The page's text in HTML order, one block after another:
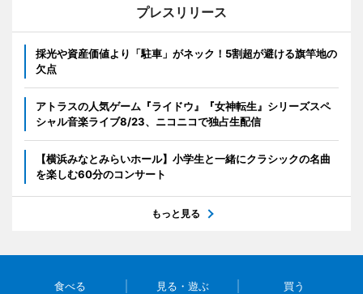
プレスリリース
採光や資産価値より「駐車」がネック！5割超が避ける旗竿地の
欠点
アトラスの人気ゲーム『ライドウ』『女神転生』シリーズスペ
シャル音楽ライブ8/23、ニコニコで独占生配信
【横浜みなとみらいホール】小学生と一緒にクラシックの名曲
を楽しむ60分のコンサート
もっと見る
食べる 見る・遊ぶ 買う